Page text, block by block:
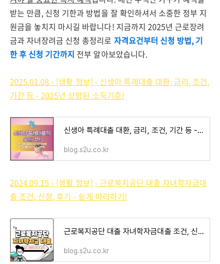
받는 만큼, 신청 기한과 방법을 잘 확인하셔서 소중한 정부 지
원금을 놓치지 마시길 바랍니다! 지금까지 2025년 근로장려
금과 자녀장려금 신청 총정리로 자격요건부터 신청 방법, 기
한 후 신청 기간까지 전부 알아보았습니다.
2025.01.08 - [생활 정보] - 신생아 특례대출 대환, 금리, 조건,
기간 등 - 2025년 상향된 소득기준!
신생아 특례대출 대환, 금리, 조건, 기간 등 - 2025년 상향된 소득기준!
blog.s2u.co.kr
2024.09.15 - [생활 정보] - 근로복지공단 대출 자녀학자금대
출 조건, 신청, 후기 - 쉽게 따라하기!
근로복지공단 대출 자녀학자금대출 조건, 신청, 후기 - 쉽게 따라하기!
blog.s2u.co.kr